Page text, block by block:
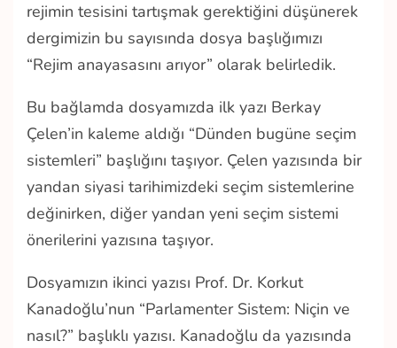
rejimin tesisini tartışmak gerektiğini düşünerek
dergimizin bu sayısında dosya başlığımızı
“Rejim anayasasını arıyor” olarak belirledik.
Bu bağlamda dosyamızda ilk yazı Berkay
Çelen’in kaleme aldığı “Dünden bugüne seçim
sistemleri” başlığını taşıyor. Çelen yazısında bir
yandan siyasi tarihimizdeki seçim sistemlerine
değinirken, diğer yandan yeni seçim sistemi
önerilerini yazısına taşıyor.
Dosyamızın ikinci yazısı Prof. Dr. Korkut
Kanadoğlu’nun “Parlamenter Sistem: Niçin ve
nasıl?” başlıklı yazısı. Kanadoğlu da yazısında